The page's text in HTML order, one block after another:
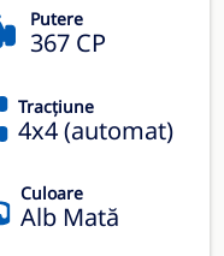
Putere
367 CP
Tracțiune
4x4 (automat)
Culoare
Alb Mată